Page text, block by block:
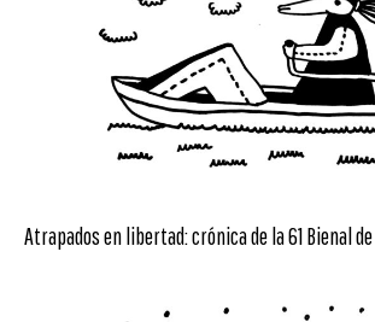
Atrapados en libertad: crónica de la 61 Bienal